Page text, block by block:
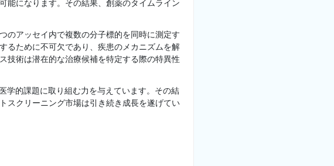
能になります。その結果、創薬のタイムライン
のアッセイ内で複数の分子標的を同時に測定す
るために不可欠であり、疾患のメカニズムを解
技術は潜在的な治療候補を特定する際の特異性
学的課題に取り組む力を与えています。その結
スクリーニング市場は引き続き成長を遂げてい